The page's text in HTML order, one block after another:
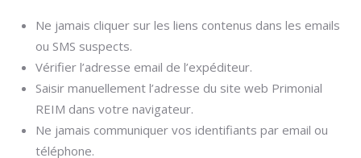
Ne jamais cliquer sur les liens contenus dans les emails
ou SMS suspects.
Vérifier l’adresse email de l’expéditeur.
Saisir manuellement l’adresse du site web Primonial
REIM dans votre navigateur.
Ne jamais communiquer vos identifiants par email ou
téléphone.